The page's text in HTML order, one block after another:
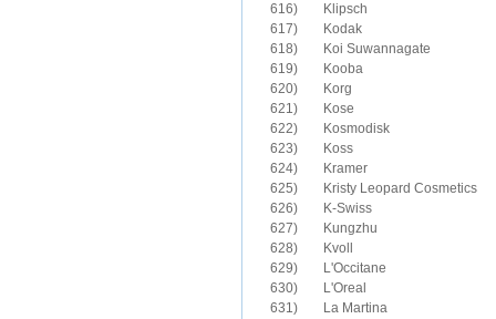
616)	Klipsch
617)	Kodak
618)	Koi Suwannagate
619)	Kooba
620)	Korg
621)	Kose
622)	Kosmodisk
623)	Koss
624)	Kramer
625)	Kristy Leopard Cosmetics
626)	K-Swiss
627)	Kungzhu
629)	L'Occitane
630)	L'Oreal
631)	La Martina